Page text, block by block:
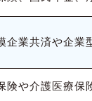
企業共済や企業
険や介護医療保